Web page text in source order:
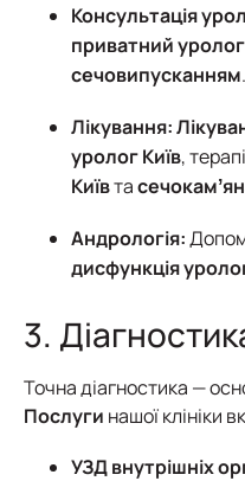
Консультація
приватний уролог
сечовипусканням.
Лікування:
уролог Київ,
Київта
Андрологія:
дисфункція
3.
Точна діагностика —
Послуги нашої клініки
УЗД внутрішніх